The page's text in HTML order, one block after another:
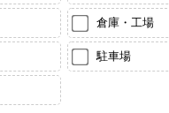
倉庫・工場
駐車場